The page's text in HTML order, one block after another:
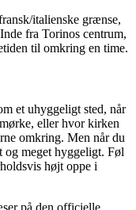
italienske grænse,
fra Torinos centrum,
til omkring en time.
et uhyggeligt sted, når
eller hvor kirken
omkring. Men når du
og meget hyggeligt. Føl
højt oppe i